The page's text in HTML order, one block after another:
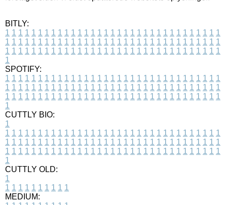
BITLY:
1 1 1 1 1 1 1 1 1 1 1 1 1 1 1 1 1 1 1 1 1 1 1 1 1 1 1 1 1 1 1 1 1
1 1 1 1 1 1 1 1 1 1 1 1 1 1 1 1 1 1 1 1 1 1 1 1 1 1 1 1 1 1 1 1 1
1 1 1 1 1 1 1 1 1 1 1 1 1 1 1 1 1 1 1 1 1 1 1 1 1 1 1 1 1 1 1 1 1
1
SPOTIFY:
1 1 1 1 1 1 1 1 1 1 1 1 1 1 1 1 1 1 1 1 1 1 1 1 1 1 1 1 1 1 1 1 1
1 1 1 1 1 1 1 1 1 1 1 1 1 1 1 1 1 1 1 1 1 1 1 1 1 1 1 1 1 1 1 1 1
1 1 1 1 1 1 1 1 1 1 1 1 1 1 1 1 1 1 1 1 1 1 1 1 1 1 1 1 1 1 1 1 1
1
CUTTLY BIO:
1
1 1 1 1 1 1 1 1 1 1 1 1 1 1 1 1 1 1 1 1 1 1 1 1 1 1 1 1 1 1 1 1 1
1 1 1 1 1 1 1 1 1 1 1 1 1 1 1 1 1 1 1 1 1 1 1 1 1 1 1 1 1 1 1 1 1
1 1 1 1 1 1 1 1 1 1 1 1 1 1 1 1 1 1 1 1 1 1 1 1 1 1 1 1 1 1 1 1 1
1
CUTTLY OLD:
1
1 1 1 1 1 1 1 1 1 1
MEDIUM: